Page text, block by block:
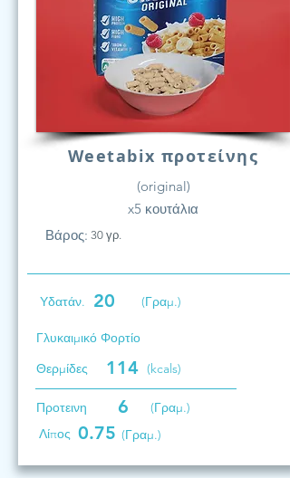
Weetabix προτείνης
(original)
x5 κουτάλια
Βάρος: 30 γρ.
Υδατάν. 20 (Γραμ.)
Γλυκαιμικό Φορτίο
Θερμίδες
114 (kcals)
Προτεινη 6
(Γραμ.)
Λίπος 0.75 (Γραμ.)